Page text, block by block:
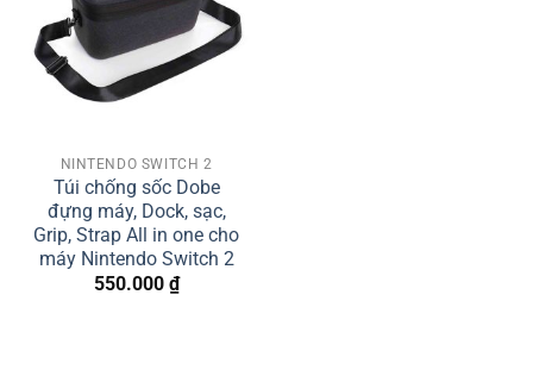
NINTENDO SWITCH 2
Túi chống sốc Dobe
đựng máy, Dock, sạc,
Grip, Strap All in one cho
máy Nintendo Switch 2
550.000 ₫